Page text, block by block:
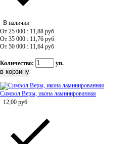
В наличии
От 25 000 : 11,88 руб
От 35 000 : 11,76 руб
От 50 000 : 11,64 руб
Количество: уп.
Символ Веры, икона ламинированная
12,00 руб